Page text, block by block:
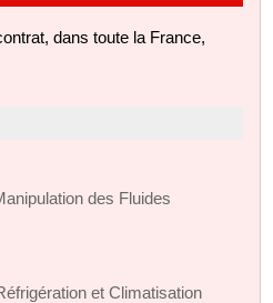
dans toute la France,
des Fluides
et Climatisation